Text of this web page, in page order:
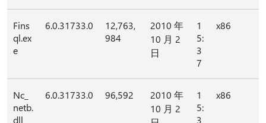
Fins
ql.ex
e
6.0.31733.0
12,763,
984
2010 年
10 月 2
日
1
5:
3
7
x86
Nc_
netb.
dll
6.0.31733.0 96,592
2010 年
10 月 2
1
5:
3
x86